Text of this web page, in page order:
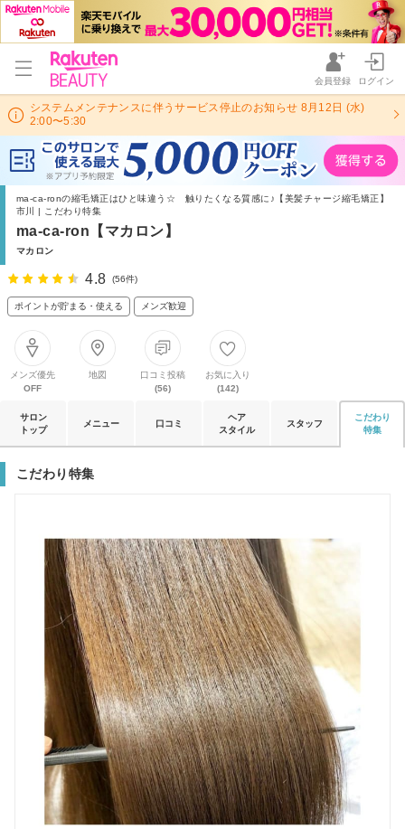
会員登録 ログイン
システムメンテナンスに伴うサービス停止のお知らせ 8月12日 (水)
2:00〜5:30
ma-ca-ronの縮毛矯正はひと味違う☆ 触りたくなる質感に♪【美髪チャージ縮毛矯正】
市川 | こだわり特集
ma-ca-ron【マカロン】
マカロン
4.8 (56件)
ポイントが貯まる・使える メンズ歓迎
メンズ優先
OFF
地図
口コミ投稿
(56)
お気に入り
(142)
サロン
トップ
メニュー 口コミ
ヘア
スタイル
スタッフ
こだわり
特集
こだわり特集